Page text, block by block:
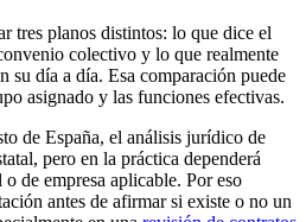
tres planos distintos: lo que dice el
colectivo y lo que realmente
su día a día. Esa comparación puede
asignado y las funciones efectivas.
de España, el análisis jurídico de
pero en la práctica dependerá
de empresa aplicable. Por eso
antes de afirmar si existe o no un